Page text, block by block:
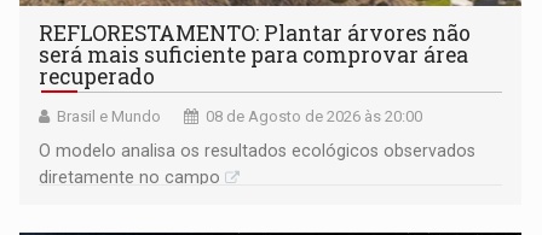
REFLORESTAMENTO: Plantar árvores não
será mais suficiente para comprovar área
recuperado
Brasil e Mundo 08 de Agosto de 2026 às 20:00
O modelo analisa os resultados ecológicos observados
diretamente no campo